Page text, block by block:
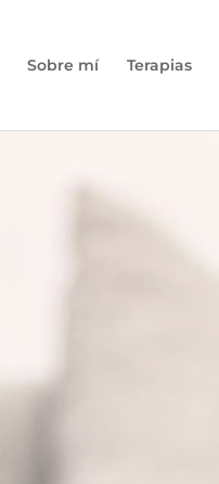
Sobre mí Terapias